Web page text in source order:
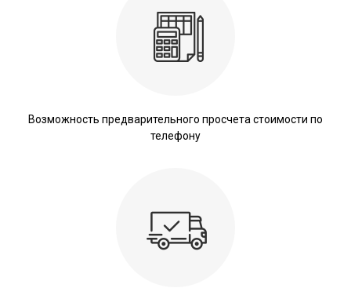
Возможность предварительного просчета стоимости по
телефону